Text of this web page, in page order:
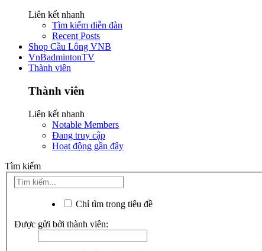
Liên kết nhanh
Tìm kiếm diễn đàn
Recent Posts
Shop Cầu Lông VNB
VnBadmintonTV
Thành viên
Thành viên
Liên kết nhanh
Notable Members
Đang truy cập
Hoạt động gần đây
Tìm kiếm
Chỉ tìm trong tiêu đề
Được gửi bởi thành viên: